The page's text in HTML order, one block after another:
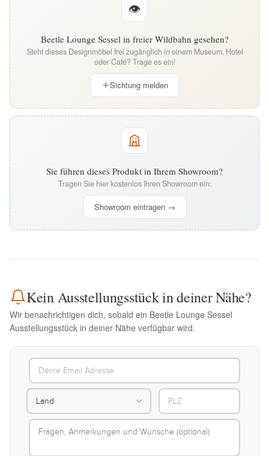
👁
Beetle Lounge Sessel in freier Wildbahn gesehen?
Steht dieses Designmöbel frei zugänglich in einem Museum, Hotel
oder Café? Trage es ein!
Sichtung melden
Sie führen dieses Produkt in Ihrem Showroom?
Tragen Sie hier kostenlos Ihren Showroom ein:
Showroom eintragen →
Kein Ausstellungsstück in deiner Nähe?
Wir benachrichtigen dich, sobald ein Beetle Lounge Sessel
Ausstellungsstück in deiner Nähe verfügbar wird.